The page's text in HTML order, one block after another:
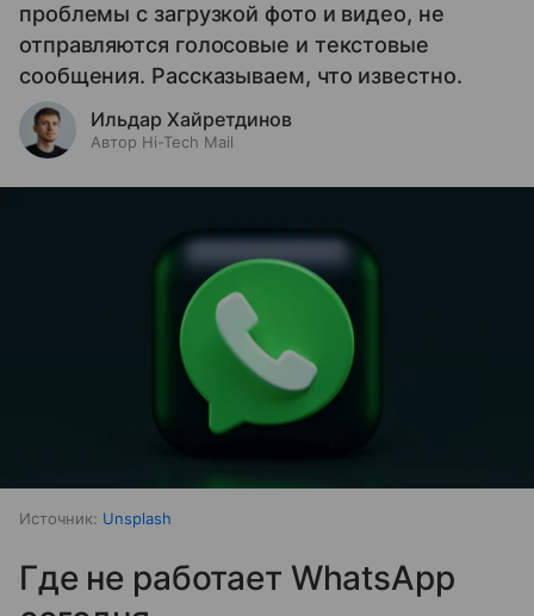
проблемы с загрузкой фото и видео, не
отправляются голосовые и текстовые
сообщения. Рассказываем, что известно.
Ильдар Хайретдинов
Автор Hi-Tech Mail
Источник: Unsplash
Где не работает WhatsApp